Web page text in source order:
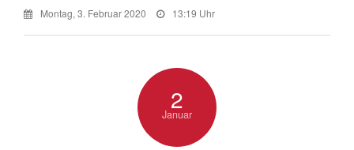
Montag, 3. Februar 2020 13:19 Uhr
2
Januar